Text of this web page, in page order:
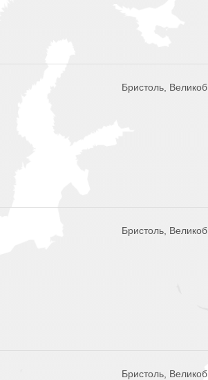
Бристоль,
Бристоль,
Бристоль,